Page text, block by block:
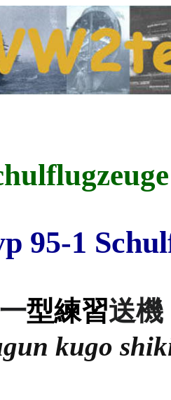
95-1
一型練習送機
kugo